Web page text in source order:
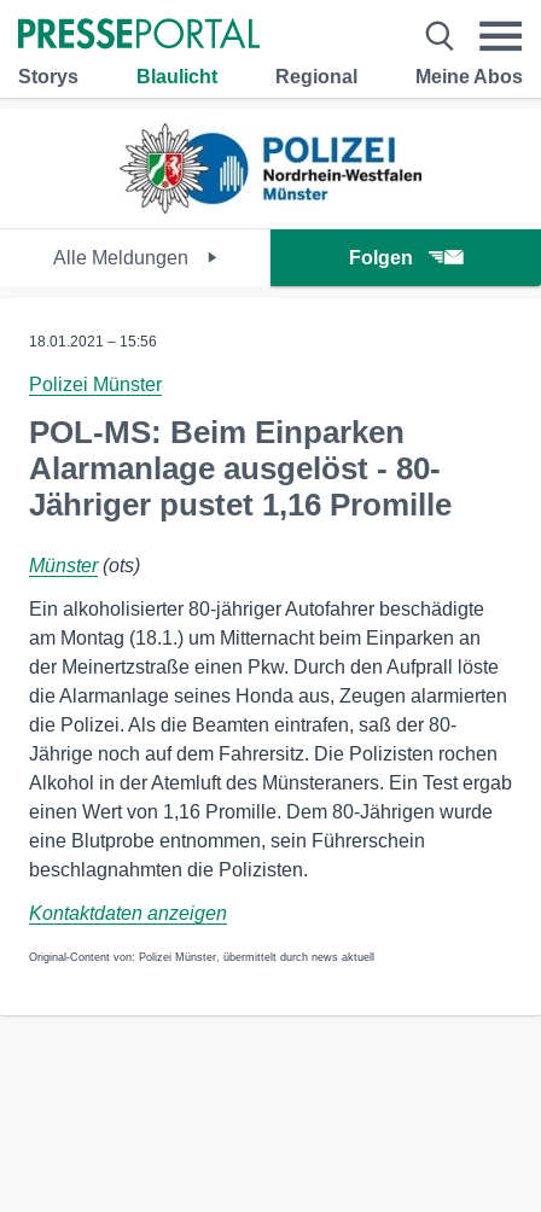
Storys Blaulicht Regional Meine Abos
Alle Meldungen Folgen
18.01.2021 – 15:56
Polizei Münster
POL-MS: Beim Einparken
Alarmanlage ausgelöst - 80-
Jähriger pustet 1,16 Promille
Münster(ots)
Ein alkoholisierter 80-jähriger Autofahrer beschädigte
am Montag (18.1.) um Mitternacht beim Einparken an
der Meinertzstraße einen Pkw. Durch den Aufprall löste
die Alarmanlage seines Honda aus, Zeugen alarmierten
die Polizei. Als die Beamten eintrafen, saß der 80-
Jährige noch auf dem Fahrersitz. Die Polizisten rochen
Alkohol in der Atemluft des Münsteraners. Ein Test ergab
einen Wert von 1,16 Promille. Dem 80-Jährigen wurde
eine Blutprobe entnommen, sein Führerschein
beschlagnahmten die Polizisten.
Kontaktdaten anzeigen
Original-Content von: Polizei Münster, übermittelt durch news aktuell